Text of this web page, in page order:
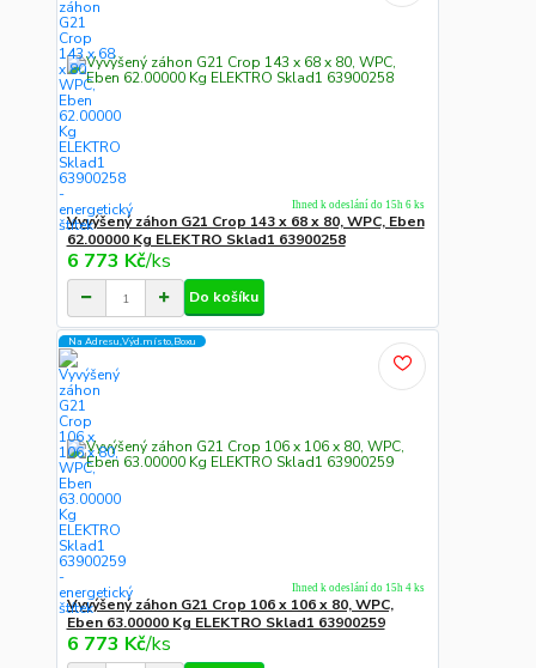
Vyvýšený záhon G21 Crop 143 x 68 x 80, WPC, Eben
62.00000 Kg ELEKTRO Sklad1 63900258
6 773 Kč/ks
Ihned k odeslání do 15h 6 ks
Do košíku
Na Adresu,Výd.místo,Boxu
Vyvýšený záhon G21 Crop 106 x 106 x 80, WPC,
Eben 63.00000 Kg ELEKTRO Sklad1 63900259
6 773 Kč/ks
Ihned k odeslání do 15h 4 ks